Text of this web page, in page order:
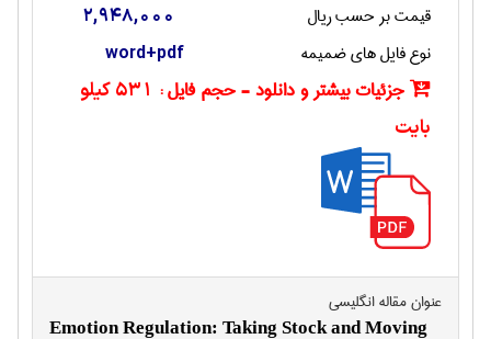
قیمت بر حسب ریال 2,948,000
نوع فایل های ضمیمه word+pdf
جزئیات بیشتر و دانلود - حجم فایل :
531 کیلو
بایت
عنوان مقاله انگليسی
Emotion Regulation: Taking Stock and Moving